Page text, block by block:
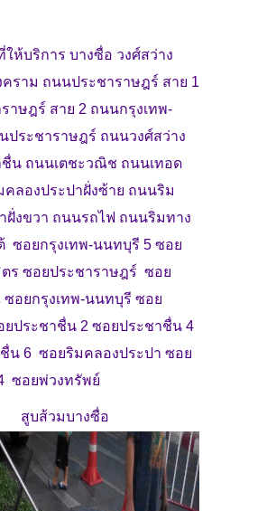
ห้บริการ บางซื่อ วงศ์สว่าง
ราม ถนนประชาราษฎร์ สาย 1
าษฎร์ สาย 2 ถนนกรุงเทพ-
ประชาราษฎร์ ถนนวงศ์สว่าง
น ถนนเตชะวณิช ถนนเทอด
คลองประปาฝั่งซ้าย ถนนริม
ฝั่งขวา ถนนรถไฟ ถนนริมทาง
ซอยกรุงเทพ-นนทบุรี 5 ซอย
ร ซอยประชาราษฎร์ ซอย
อยกรุงเทพ-นนทบุรี ซอย
ยประชาชื่น 2 ซอยประชาชื่น 4
น 6 ซอยริมคลองประปา ซอย
ซอยพ่วงทรัพย์
สูบส้วมบางซื่อ